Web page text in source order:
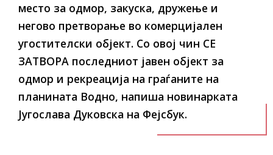
место за одмор, закуска, дружење и
негово претворање во комерцијален
угостителски објект. Со овој чин СЕ
ЗАТВОРА последниот јавен објект за
одмор и рекреација на граѓаните на
планината Водно, напиша новинарката
Југослава Дуковска на Фејсбук.